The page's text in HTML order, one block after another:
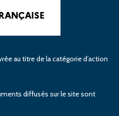
au titre de la catégorie d’action
diffusés sur le site sont